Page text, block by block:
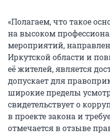
«Полагаем, что такое
на высоком
мероприятий,
Иркутской области и
её жителей, является
допускает для
широкие пределы
свидетельствует о
в проекте закона и
отмечается в отзыве